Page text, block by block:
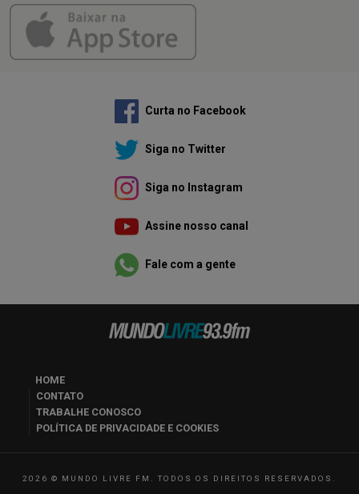
Curta no Facebook
Siga no Twitter
Siga no Instagram
Assine nosso canal
Fale com a gente
HOME
CONTATO
TRABALHE CONOSCO
POLÍTICA DE PRIVACIDADE E COOKIES
2026 © MUNDO LIVRE FM. TODOS OS DIREITOS RESERVADOS.